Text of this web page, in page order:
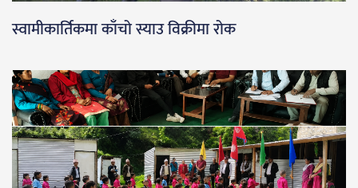
स्वामीकार्तिकमा काँचो स्याउ विक्रीमा रोक